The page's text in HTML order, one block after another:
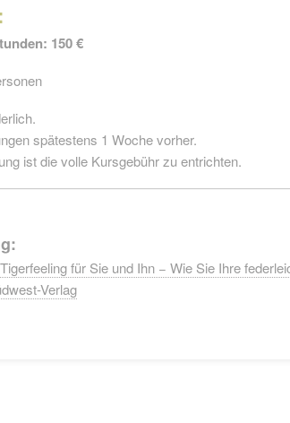
150 €
spätestens 1 Woche vorher.
ist die volle Kursgebühr zu entrichten.
für Sie und Ihn − Wie Sie Ihre
Verlag